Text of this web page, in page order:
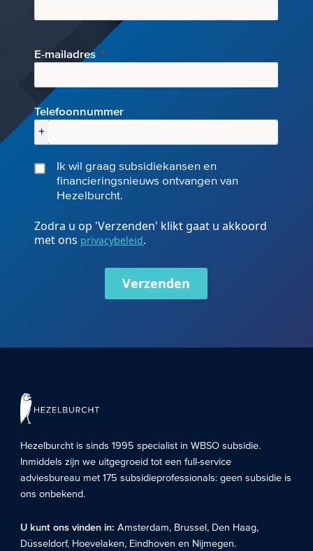
E-mailadres
Telefoonnummer
+
Ik wil graag subsidiekansen en
financieringsnieuws ontvangen van
Hezelburcht.
Zodra u op 'Verzenden' klikt gaat u akkoord
met ons privacybeleid.
Verzenden
Hezelburcht is sinds 1995 specialist inWBSO subsidie.
Inmiddels zijn we uitgegroeid tot een full-service
adviesbureau met 175 subsidieprofessionals: geen subsidie is
ons onbekend.
U kunt ons vinden in:Amsterdam, Brussel , Den Haag,
Düsseldorf, Hoevelaken, Eindhoven en Nijmegen.